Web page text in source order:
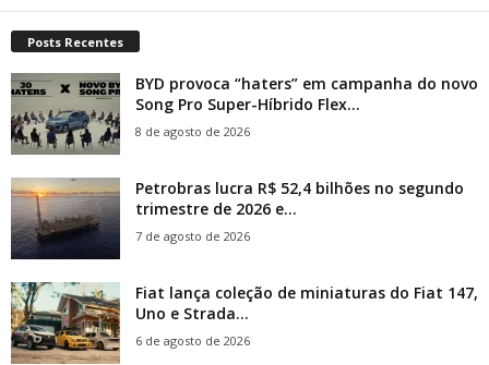
Posts Recentes
BYD provoca “haters” em campanha do novo
Song Pro Super-Híbrido Flex...
8 de agosto de 2026
Petrobras lucra R$ 52,4 bilhões no segundo
trimestre de 2026 e...
7 de agosto de 2026
Fiat lança coleção de miniaturas do Fiat 147,
Uno e Strada...
6 de agosto de 2026